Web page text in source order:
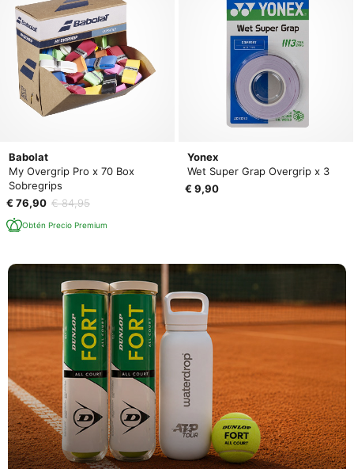
Babolat
My Overgrip Pro x 70 Box
Sobregrips
€ 76,90 € 84,95
Obtén Precio Premium
Yonex
Wet Super Grap Overgrip x 3
€ 9,90